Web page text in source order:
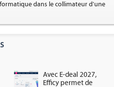
dans le collimateur d'une
Avec E-deal 2027,
Efficy permet de